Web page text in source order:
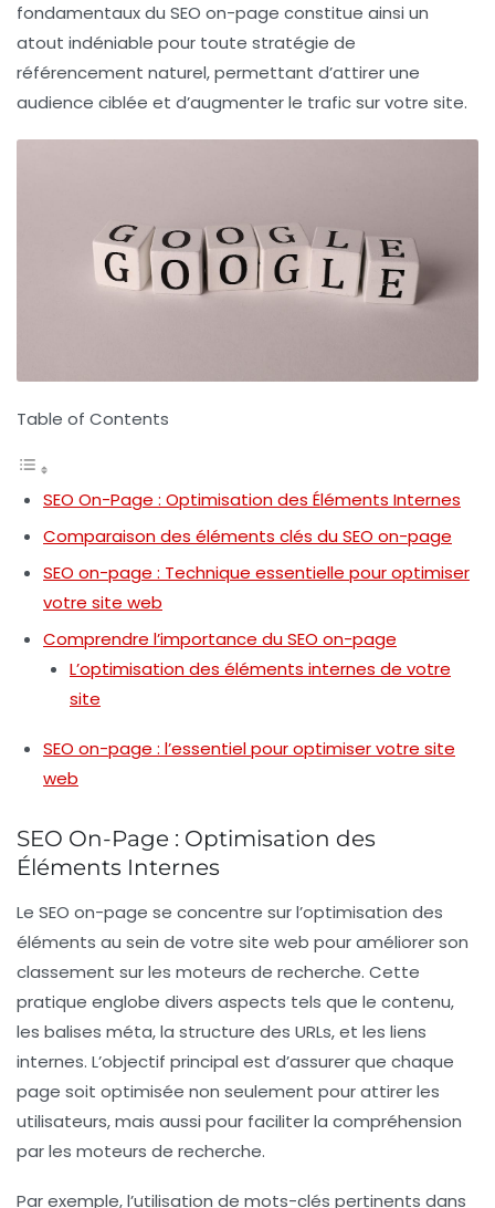
fondamentaux du SEO on-page constitue ainsi un
atout indéniable pour toute stratégie de
référencement naturel, permettant d’attirer une
audience ciblée et d’augmenter le trafic sur votre site.
Table of Contents
SEO On-Page : Optimisation des Éléments Internes
Comparaison des éléments clés du SEO on-page
SEO on-page : Technique essentielle pour optimiser
votre site web
Comprendre l’importance du SEO on-page
L’optimisation des éléments internes de votre
site
SEO on-page : l’essentiel pour optimiser votre site
web
SEO On-Page : Optimisation des
Éléments Internes
Le SEO on-page se concentre sur l’optimisation des
éléments au sein de votre site web pour améliorer son
classement sur les moteurs de recherche. Cette
pratique englobe divers aspects tels que le contenu,
les balises méta, la structure des URLs, et les liens
internes. L’objectif principal est d’assurer que chaque
page soit optimisée non seulement pour attirer les
utilisateurs, mais aussi pour faciliter la compréhension
par les moteurs de recherche.
Par exemple, l’utilisation de mots-clés pertinents dans